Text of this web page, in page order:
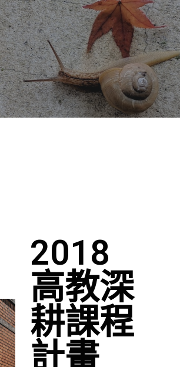
2018
高教深
耕課程
計畫